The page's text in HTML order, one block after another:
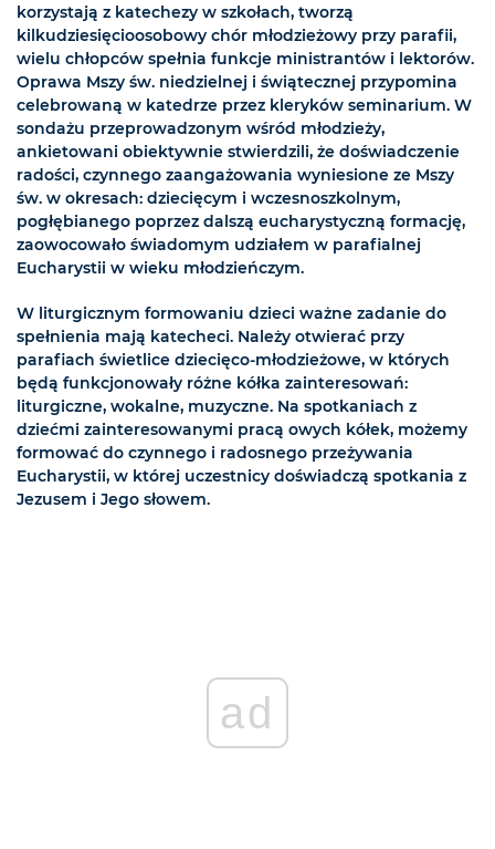
korzystają z katechezy w szkołach, tworzą
kilkudziesięcioosobowy chór młodzieżowy przy parafii,
wielu chłopców spełnia funkcje ministrantów i lektorów.
Oprawa Mszy św. niedzielnej i świątecznej przypomina
celebrowaną w katedrze przez kleryków seminarium. W
sondażu przeprowadzonym wśród młodzieży,
ankietowani obiektywnie stwierdzili, że doświadczenie
radości, czynnego zaangażowania wyniesione ze Mszy
św. w okresach: dziecięcym i wczesnoszkolnym,
pogłębianego poprzez dalszą eucharystyczną formację,
zaowocowało świadomym udziałem w parafialnej
Eucharystii w wieku młodzieńczym.
W liturgicznym formowaniu dzieci ważne zadanie do
spełnienia mają katecheci. Należy otwierać przy
parafiach świetlice dziecięco-młodzieżowe, w których
będą funkcjonowały różne kółka zainteresowań:
liturgiczne, wokalne, muzyczne. Na spotkaniach z
dziećmi zainteresowanymi pracą owych kółek, możemy
formować do czynnego i radosnego przeżywania
Eucharystii, w której uczestnicy doświadczą spotkania z
Jezusem i Jego słowem.
ad